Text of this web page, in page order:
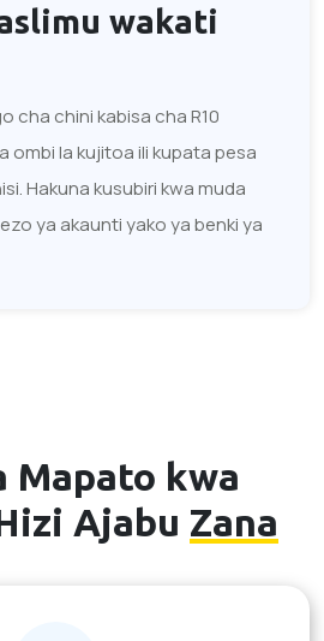
wakati
cha chini kabisa cha R10
ombi la kujitoa ili kupata pesa
Hakuna kusubiri kwa muda
ya akaunti yako ya benki ya
Mapato kwa
Ajabu Zana